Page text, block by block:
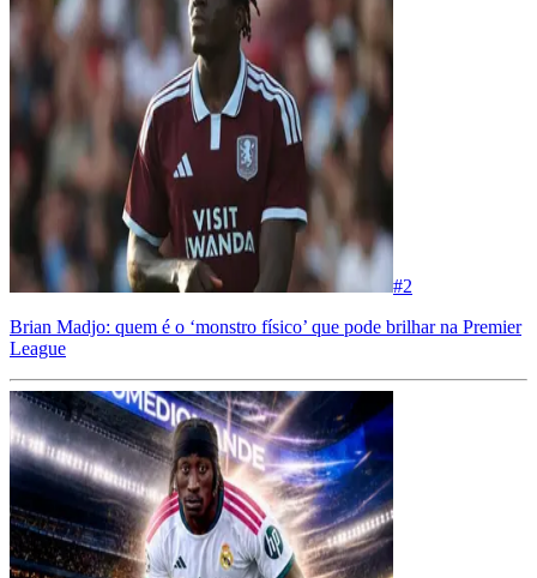
#2
Brian Madjo: quem é o ‘monstro físico’ que pode brilhar na Premier
League